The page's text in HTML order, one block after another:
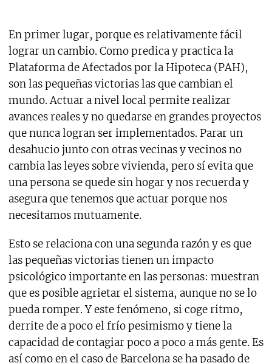
En primer lugar, porque es relativamente fácil
lograr un cambio. Como predica y practica la
Plataforma de Afectados por la Hipoteca (PAH),
son las pequeñas victorias las que cambian el
mundo. Actuar a nivel local permite realizar
avances reales y no quedarse en grandes proyectos
que nunca logran ser implementados. Parar un
desahucio junto con otras vecinas y vecinos no
cambia las leyes sobre vivienda, pero sí evita que
una persona se quede sin hogar y nos recuerda y
asegura que tenemos que actuar porque nos
necesitamos mutuamente.
Esto se relaciona con una segunda razón y es que
las pequeñas victorias tienen un impacto
psicológico importante en las personas: muestran
que es posible agrietar el sistema, aunque no se lo
pueda romper. Y este fenómeno, si coge ritmo,
derrite de a poco el frío pesimismo y tiene la
capacidad de contagiar poco a poco a más gente. Es
así como en el caso de Barcelona se ha pasado de